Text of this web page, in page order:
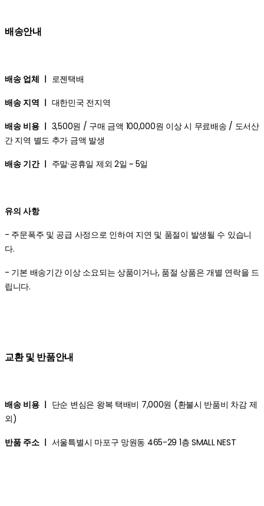
배송안내
배송 업체 ㅣ 로젠택배
배송 지역 ㅣ 대한민국 전지역
배송 비용 ㅣ 3,500원 / 구매 금액 100,000원 이상 시 무료배송 / 도서산
간 지역 별도 추가 금액 발생
배송 기간 ㅣ 주말·공휴일 제외 2일 ~ 5일
유의 사항
- 주문폭주 및 공급 사정으로 인하여 지연 및 품절이 발생될 수 있습니
다.
- 기본 배송기간 이상 소요되는 상품이거나, 품절 상품은 개별 연락을 드
립니다.
교환 및 반품안내
배송 비용 ㅣ 단순 변심은 왕복 택배비 7,000원 (환불시 반품비 차감 제
외)
반품 주소 ㅣ 서울특별시 마포구 망원동 465-29 1층 SMALL NEST